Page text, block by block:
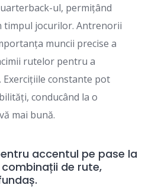
ul, permițând
timpul jocurilor. Antrenorii
muncii precise a
rutelor pentru a
constante pot
conducând la o
mai bună.
accentul pe pase la
de rute,